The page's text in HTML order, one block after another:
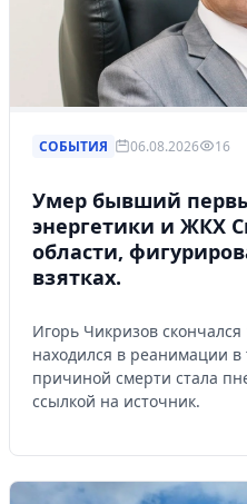
СОБЫТИЯ 06.08.2026 16
Умер бывший
энергетики и ЖКХ
области,
взятках.
Игорь Чикризов
находился в реанимации
причиной смерти стала
ссылкой на источник.